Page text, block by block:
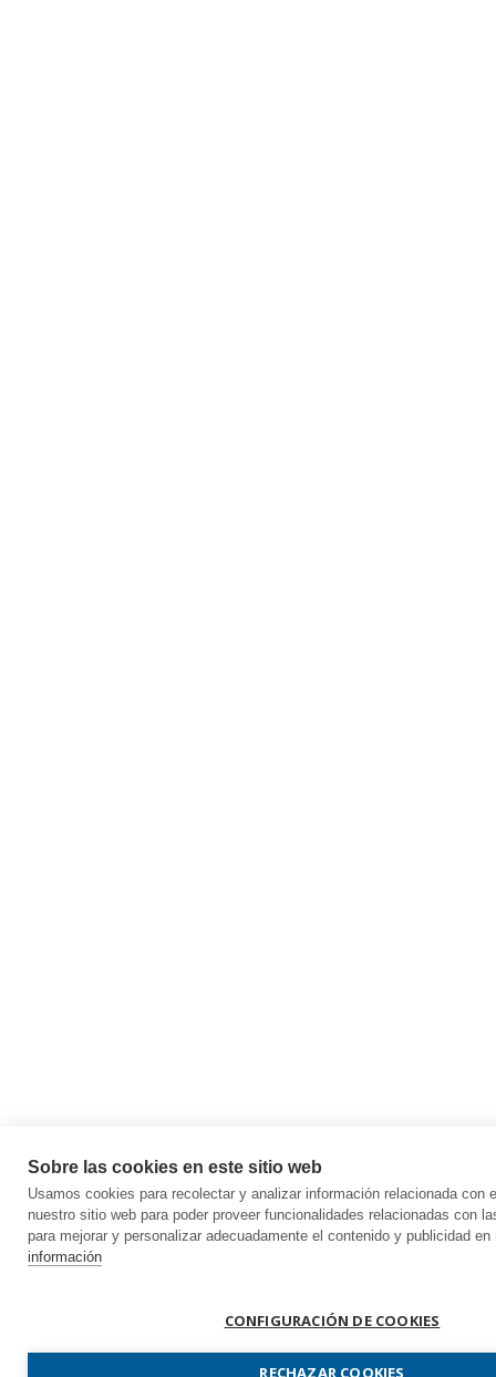
Sobre las cookies en este sitio web
Usamos cookies para recolectar y analizar información relacionada con
nuestro sitio web para poder proveer funcionalidades relacionadas con
para mejorar y personalizar adecuadamente el contenido y publicidad
información
CONFIGURACIÓN DE COOKIES
RECHAZAR COOKIES